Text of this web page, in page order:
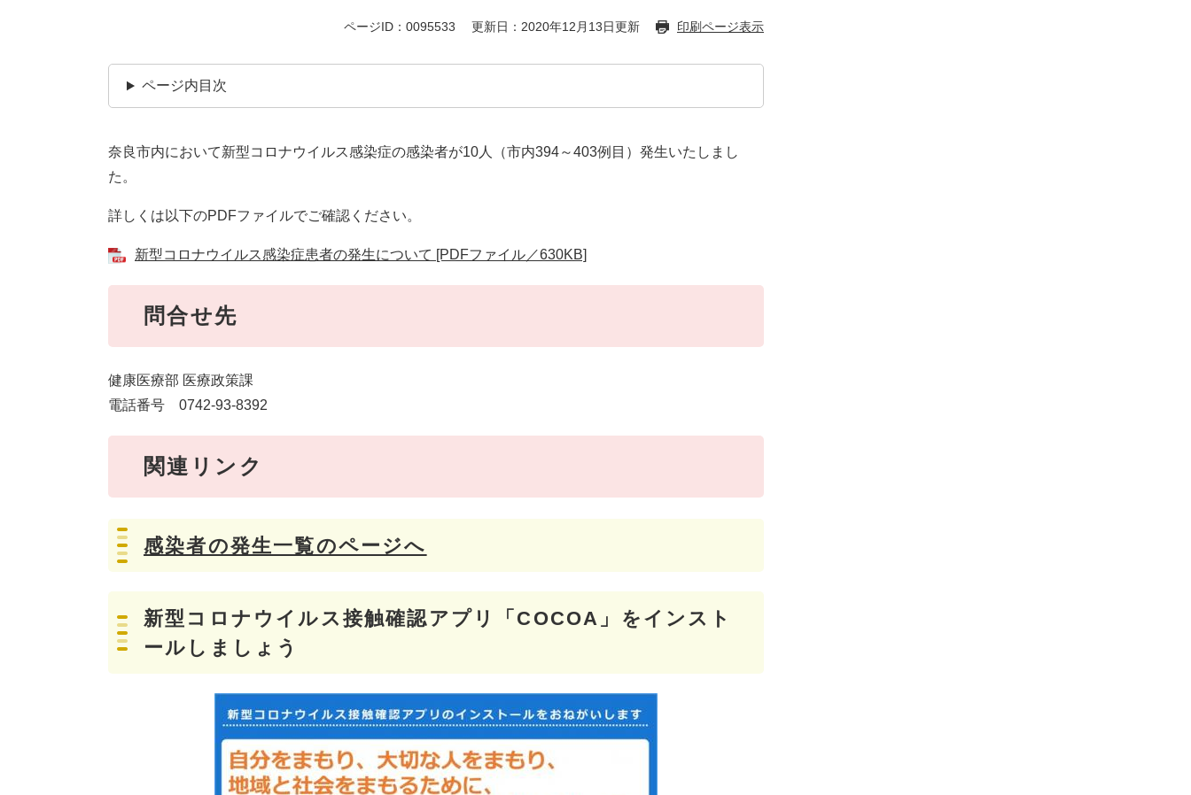
ページID：0095533 更新日：2020年12月13日更新 印刷ページ表示
ページ内目次
奈良市内において新型コロナウイルス感染症の感染者が10人（市内394～403例目）発生いたしまし
た。
詳しくは以下のPDFファイルでご確認ください。
新型コロナウイルス感染症患者の発生について [PDFファイル／630KB]
問合せ先
健康医療部 医療政策課
電話番号 0742-93-8392
関連リンク
感染者の発生一覧のページへ
新型コロナウイルス接触確認アプリ「COCOA」をインスト
ールしましょう